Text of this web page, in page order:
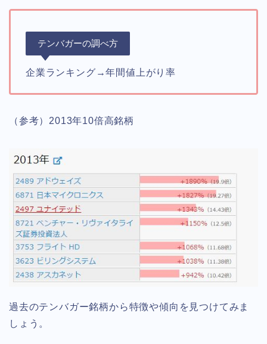
テンバガーの調べ方
企業ランキング→年間値上がり率
（参考）2013年10倍高銘柄
過去のテンバガー銘柄から特徴や傾向を見つけてみま
しょう。